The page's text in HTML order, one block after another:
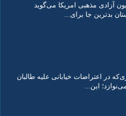
آزادی مذهبی امریکا می‌گوید
بدترین جا برای...
در اعتراضات خیابانی علیه طالبان
این...